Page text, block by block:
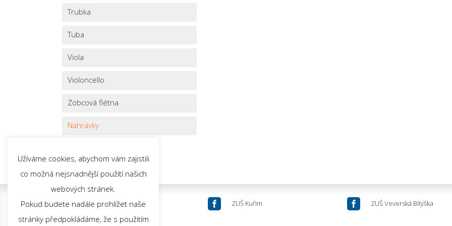
Trubka
Tuba
Viola
Violoncello
Zobcová flétna
Nahrávky
Sledujte nás:  ZUŠ Kuřim  ZUŠ Veverská Bítýška
Užíváme cookies, abychom vám zajistili
co možná nejsnadnější použití našich
webových stránek.
Pokud budete nadále prohlížet naše
stránky předpokládáme, že s použitím